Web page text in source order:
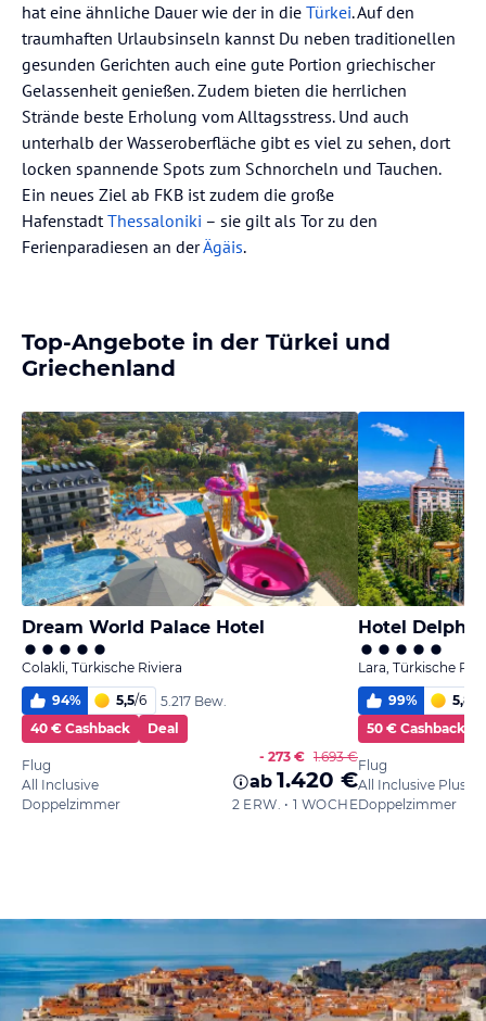
hat eine ähnliche Dauer wie der in die Türkei. Auf den
traumhaften Urlaubsinseln kannst Du neben traditionellen
gesunden Gerichten auch eine gute Portion griechischer
Gelassenheit genießen. Zudem bieten die herrlichen
Strände beste Erholung vom Alltagsstress. Und auch
unterhalb der Wasseroberfläche gibt es viel zu sehen, dort
locken spannende Spots zum Schnorcheln und Tauchen.
Ein neues Ziel ab FKB ist zudem die große
HafenstadtThessaloniki – sie gilt als Tor zu den
Ferienparadiesen an derÄgäis.
Top-Angebote in der Türkei und
Griechenland
Dream World Palace Hotel
Colakli, Türkische Riviera
94% 5,5/6
5.217 Bew.
40 € Cashback
Deal
Flug
All Inclusive
Doppelzimmer
- 273 € 1.693 €
ab 1.420 €
2 ERW. • 1 WOCHE
Hotel
Lara, Türkische
99% 5,8
50 € Cashback
Flug
All Inclusive Plus
Doppelzimmer